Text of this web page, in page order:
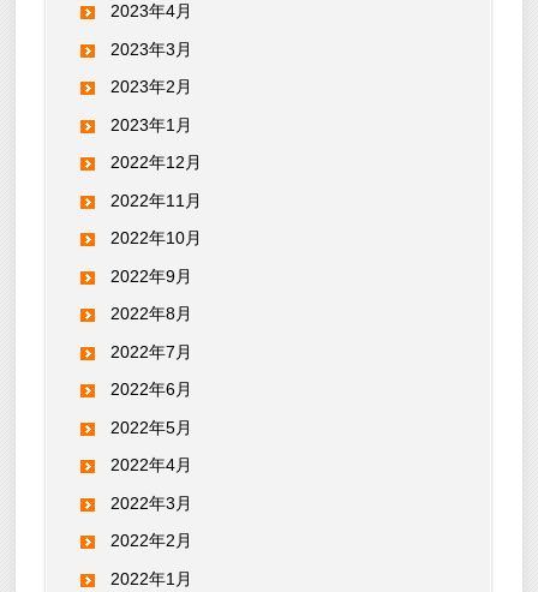
2023年4月
2023年3月
2023年2月
2023年1月
2022年12月
2022年11月
2022年10月
2022年9月
2022年8月
2022年7月
2022年6月
2022年5月
2022年4月
2022年3月
2022年2月
2022年1月